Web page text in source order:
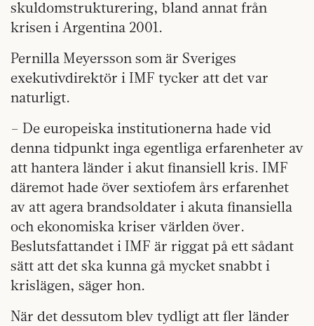
skuldomstrukturering, bland annat från
krisen i Argentina 2001.
Pernilla Meyersson som är Sveriges
exekutivdirektör i IMF tycker att det var
naturligt.
– De europeiska institutionerna hade vid
denna tidpunkt inga egentliga erfarenheter av
att hantera länder i akut finansiell kris. IMF
däremot hade över sextiofem års erfarenhet
av att agera brandsoldater i akuta finansiella
och ekonomiska kriser världen över.
Beslutsfattandet i IMF är riggat på ett sådant
sätt att det ska kunna gå mycket snabbt i
krislägen, säger hon.
När det dessutom blev tydligt att fler länder